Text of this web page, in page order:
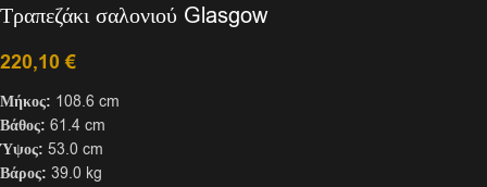
Τραπεζάκι σαλονιού Glasgow
220,10€
Μήκος: 108.6 cm
Βάθος: 61.4 cm
Ύψος: 53.0 cm
Βάρος: 39.0 kg